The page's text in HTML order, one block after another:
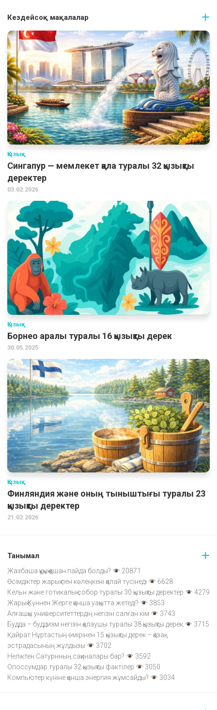
Кездейсоқ мақалалар
Қызық
Сингапур — мемлекет қала туралы 32 қызықты
деректер
03.02.2026
Қызық
Борнео аралы туралы 16 қызықты дерек
30.05.2025
Қызық
Финляндия және оның тыныштығы туралы 23
қызықты деректер
21.02.2026
Танымал
Жазбаша құқық қашан пайда болды?
20871
Өсімдіктер жарық пен көлеңкені қалай түсінеді
6628
Кельн және готикалық собор туралы 30 қызықты деректер
4279
Жарық Күннен Жерге қанша уақытта жетеді?
3853
Алғашқы университеттердің негізін салған кім
3743
Будда – буддизм негізін қалаушы туралы 38 қызықты дерек
3715
Қайрат Нұртастың өмірінен 15 қызықты дерек – қазақ
эстрадасының жұлдызы
3702
Неліктен Сатурнның сақиналары бар?
3592
Опоссумдар туралы 32 қызықты фактілер
3050
Компьютер күніне қанша энергия жұмсайды?
3034